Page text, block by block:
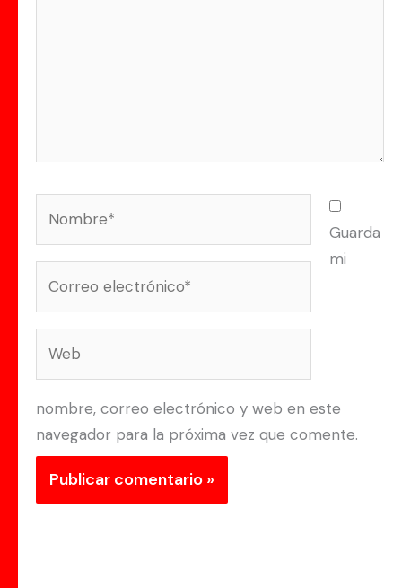
Guarda
mi
nombre, correo electrónico y web en este
navegador para la próxima vez que comente.